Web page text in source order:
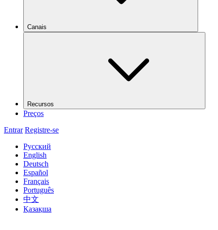
Canais
Recursos
Preços
Entrar Registre-se
Русский
English
Deutsch
Español
Français
Português
中文
Қазақша